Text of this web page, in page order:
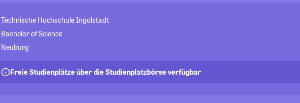
Technische Hochschule Ingolstadt
Bachelor of Science
Neuburg
Freie Studienplätze über die Studienplatzbörse verfügbar